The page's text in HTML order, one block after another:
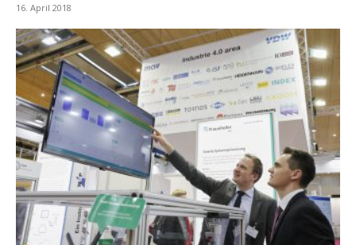
16. April 2018